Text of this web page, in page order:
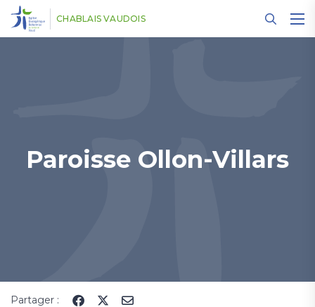
CHABLAIS VAUDOIS
Paroisse Ollon-Villars
Partager :
Panneau de gestion des cookies